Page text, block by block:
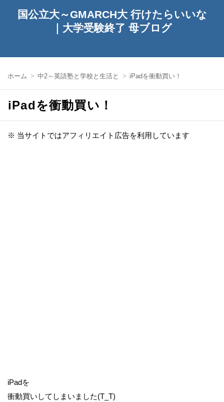
国公立大～GMARCH大 行けたらいいな
｜大学受験終了 母ブログ
ホーム 中2～英語塾と学校と生活と iPadを衝動買い！
iPadを衝動買い！
※ 当サイトではアフィリエイト広告を利用しています
iPadを
衝動買いしてしまいました(T_T)